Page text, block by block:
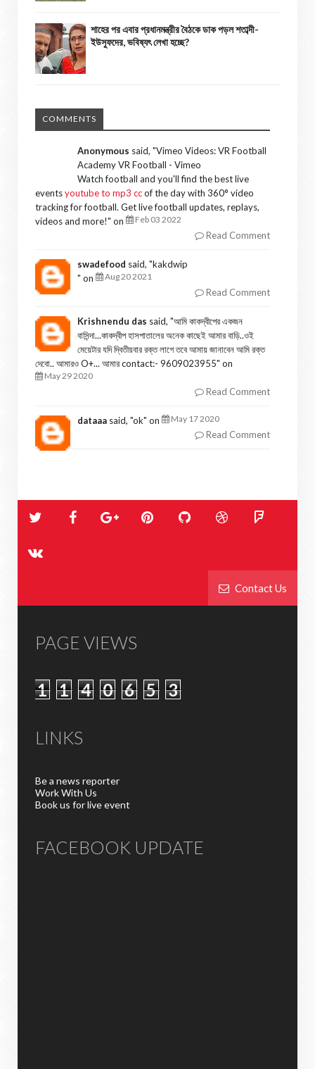
শাহের পর এবার প্রধানমন্ত্রীর বৈঠকে ডাক পড়ল শতাব্দী-
ইউসুফদের, ভবিষ্যৎ লেখা হচ্ছে?
COMMENTS
Anonymous said, "Vimeo Videos: VR Football
Academy VR Football - Vimeo
Watch football and you'll find the best live
eventsyoutube to mp3 ccof the day with 360° video
tracking for football. Get live football updates, replays,
videos and more!" on Feb 03 2022
Read Comment
swadefood said, "kakdwip
" on
Aug 20 2021
Read Comment
Krishnendu das said, "আমি কাকদ্বীপের একজন
বাসিন্দা...কাকদ্বীপ হাসপাতালের অনেক কাছেই আমার বাড়ি..ওই
মেয়েটার যদি দ্বিতীয়বার রক্ত লাগে তবে আমায় জানাবেন আমি রক্ত
দেবো.. আমারও O+... আমার contact:- 9609023955" on
May 29 2020
Read Comment
dataaa said, "ok" on May 17 2020
Read Comment
Contact Us
PAGE VIEWS
1 1 4 0 6 5 3
LINKS
Be a news reporter
Work With Us
Book us for live event
FACEBOOK UPDATE